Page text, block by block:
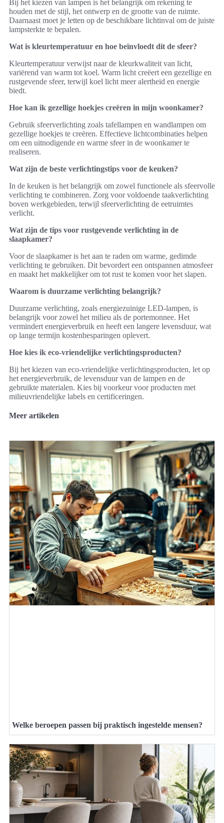
Bij het kiezen van lampen is het belangrijk om rekening te
houden met de stijl, het ontwerp en de grootte van de ruimte.
Daarnaast moet je letten op de beschikbare lichtinval om de juiste
lampsterkte te bepalen.
Wat is kleurtemperatuur en hoe beïnvloedt dit de sfeer?
Kleurtemperatuur verwijst naar de kleurkwaliteit van licht,
variërend van warm tot koel. Warm licht creëert een gezellige en
rustgevende sfeer, terwijl koel licht meer alertheid en energie
biedt.
Hoe kan ik gezellige hoekjes creëren in mijn woonkamer?
Gebruik sfeerverlichting zoals tafellampen en wandlampen om
gezellige hoekjes te creëren. Effectieve lichtcombinaties helpen
om een uitnodigende en warme sfeer in de woonkamer te
realiseren.
Wat zijn de beste verlichtingstips voor de keuken?
In de keuken is het belangrijk om zowel functionele als sfeervolle
verlichting te combineren. Zorg voor voldoende taakverlichting
boven werkgebieden, terwijl sfeerverlichting de eetruimtes
verlicht.
Wat zijn de tips voor rustgevende verlichting in de
slaapkamer?
Voor de slaapkamer is het aan te raden om warme, gedimde
verlichting te gebruiken. Dit bevordert een ontspannen atmosfeer
en maakt het makkelijker om tot rust te komen voor het slapen.
Waarom is duurzame verlichting belangrijk?
Duurzame verlichting, zoals energiezuinige LED-lampen, is
belangrijk voor zowel het milieu als de portemonnee. Het
vermindert energieverbruik en heeft een langere levensduur, wat
op lange termijn kostenbesparingen oplevert.
Hoe kies ik eco-vriendelijke verlichtingsproducten?
Bij het kiezen van eco-vriendelijke verlichtingsproducten, let op
het energieverbruik, de levensduur van de lampen en de
gebruikte materialen. Kies bij voorkeur voor producten met
milieuvriendelijke labels en certificeringen.
Meer artikelen
Welke beroepen passen bij praktisch ingestelde mensen?